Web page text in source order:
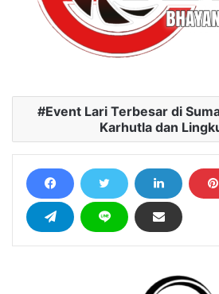
Event Lari Terbesar di
Karhutla dan